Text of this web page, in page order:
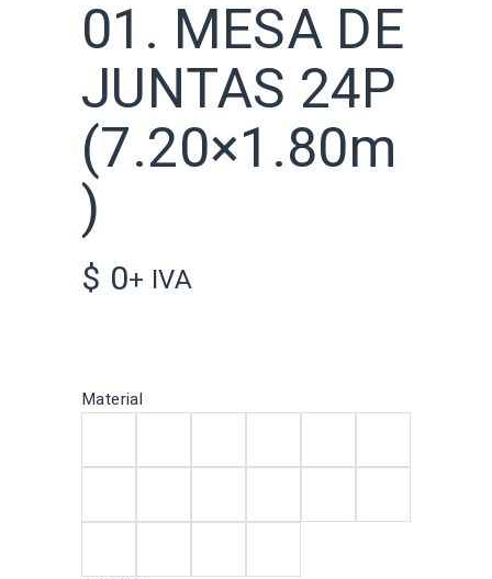
01. MESA DE
JUNTAS 24P
(7.20×1.80m
)
$ 0+ IVA
Material